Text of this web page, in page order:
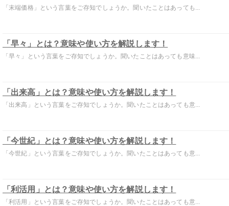
「末端価格」という言葉をご存知でしょうか。聞いたことはあっても...
「早々」とは？意味や使い方を解説します！
「早々」という言葉をご存知でしょうか。聞いたことはあっても意味...
「出来高」とは？意味や使い方を解説します！
「出来高」という言葉をご存知でしょうか。聞いたことはあっても意...
「今世紀」とは？意味や使い方を解説します！
「今世紀」という言葉をご存知でしょうか。聞いたことはあっても意...
「利活用」とは？意味や使い方を解説します！
「利活用」という言葉をご存知でしょうか。聞いたことはあっても意...